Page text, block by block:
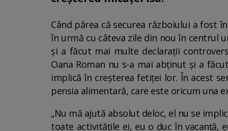
Când părea că securea războiului a fost
în urmă cu câteva zile din nou în centrul
și a făcut mai multe declarații
Oana Roman nu s-a mai abținut și a
implică în creșterea fetiței lor. În acest
pensia alimentară, care este oricum una
„Nu mă ajută absolut deloc, el nu se
toate activitățile ei, eu o duc în vacanță,